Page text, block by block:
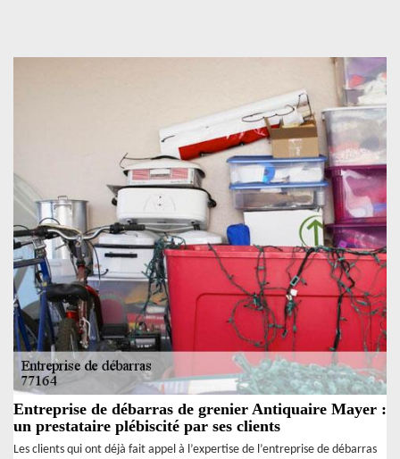
Entreprise de débarras de grenier Antiquaire Mayer :
un prestataire plébiscité par ses clients
Les clients qui ont déjà fait appel à l’expertise de l’entreprise de débarras